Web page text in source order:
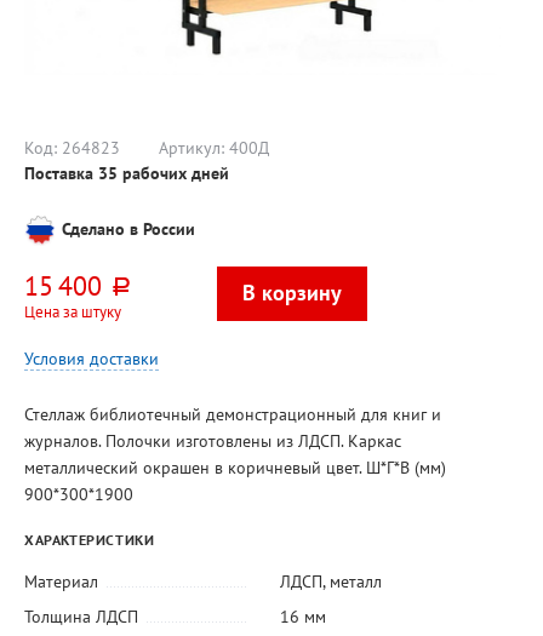
Код: 264823 Артикул: 400Д
Поставка 35 рабочих дней
Сделано в России
15 400 руб.
Цена за штуку
Условия доставки
Стеллаж библиотечный демонстрационный для книг и
журналов. Полочки изготовлены из ЛДСП. Каркас
металлический окрашен в коричневый цвет. Ш*Г*В (мм)
900*300*1900
ХАРАКТЕРИСТИКИ
Материал ЛДСП, металл
Толщина ЛДСП
16 мм